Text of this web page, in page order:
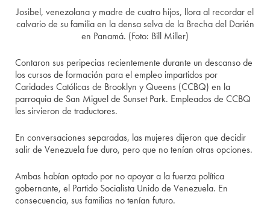
Josibel, venezolana y madre de cuatro hijos, llora al recordar el
calvario de su familia en la densa selva de la Brecha del Darién
en Panamá. (Foto: Bill Miller)
Contaron sus peripecias recientemente durante un descanso de
los cursos de formación para el empleo impartidos por
Caridades Católicas de Brooklyn y Queens (CCBQ) en la
parroquia de San Miguel de Sunset Park. Empleados de CCBQ
les sirvieron de traductores.
En conversaciones separadas, las mujeres dijeron que decidir
salir de Venezuela fue duro, pero que no tenían otras opciones.
Ambas habían optado por no apoyar a la fuerza política
gobernante, el Partido Socialista Unido de Venezuela. En
consecuencia, sus familias no tenían futuro.